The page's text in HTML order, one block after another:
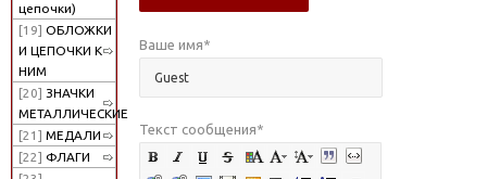
цепочки)
[19] ОБЛОЖКИ
И ЦЕПОЧКИ К
НИМ
[20] ЗНАЧКИ
МЕТАЛЛИЧЕСКИЕ
[21] МЕДАЛИ
[22] ФЛАГИ
Ваше имя*
Текст сообщения*